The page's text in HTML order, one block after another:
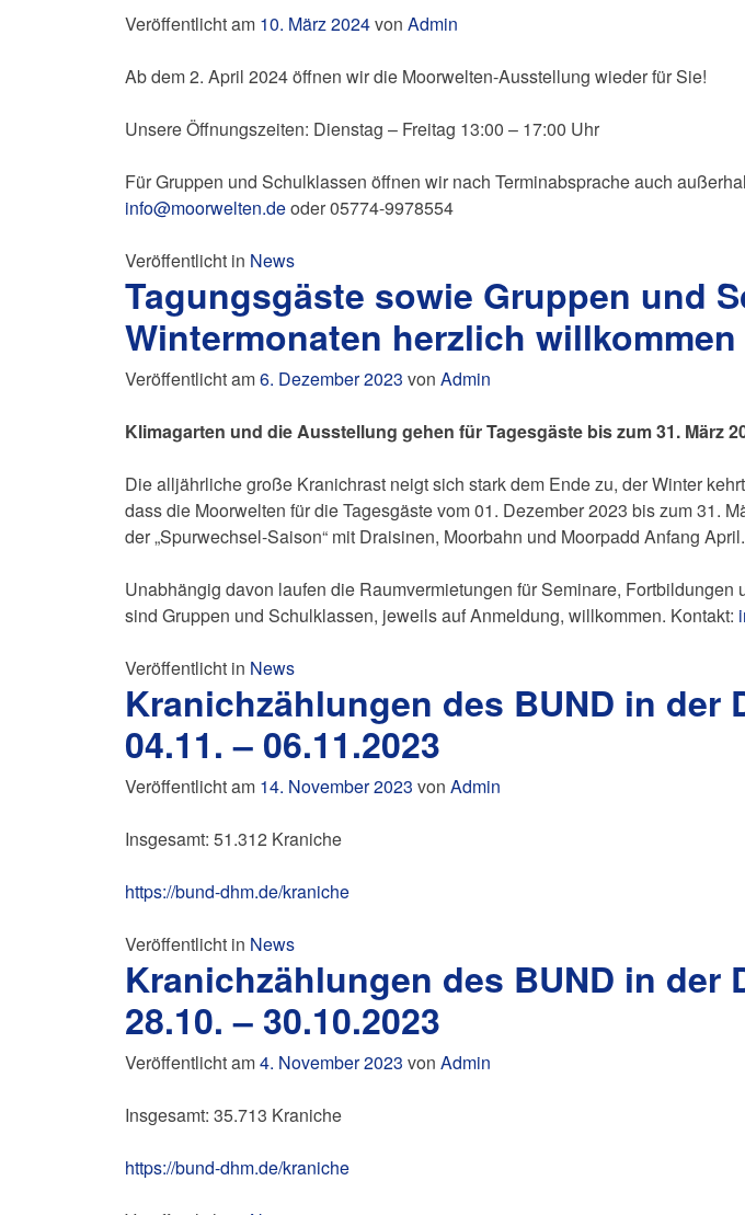
Veröffentlicht am 10. März 2024von Admin
Ab dem 2. April 2024 öffnen wir die Moorwelten-Ausstellung wieder für Sie!
Unsere Öffnungszeiten: Dienstag – Freitag 13:00 – 17:00 Uhr
Für Gruppen und Schulklassen öffnen wir nach Terminabsprache auch
info@moorwelten.deoder 05774-9978554
Veröffentlicht in News
Tagungsgäste sowie Gruppen und
Wintermonaten herzlich willkommen
Veröffentlicht am6. Dezember 2023 von Admin
Klimagarten und die Ausstellung gehen für Tagesgäste bis zum 31. März
Die alljährliche große Kranichrast neigt sich stark dem Ende zu, der Winter
dass die Moorwelten für die Tagesgäste vom 01. Dezember 2023 bis zum 31.
der „Spurwechsel-Saison“ mit Draisinen, Moorbahn und Moorpadd Anfang April.
Unabhängig davon laufen die Raumvermietungen für Seminare,
sind Gruppen und Schulklassen, jeweils auf Anmeldung, willkommen. Kontakt:
Veröffentlicht in News
Kranichzählungen des BUND in
04.11. – 06.11.2023
Veröffentlicht am 14. November 2023 von Admin
Insgesamt: 51.312 Kraniche
https://bund-dhm.de/kraniche
Veröffentlicht in News
Kranichzählungen des BUND in
28.10. – 30.10.2023
Veröffentlicht am4. November 2023 von Admin
Insgesamt: 35.713 Kraniche
https://bund-dhm.de/kraniche